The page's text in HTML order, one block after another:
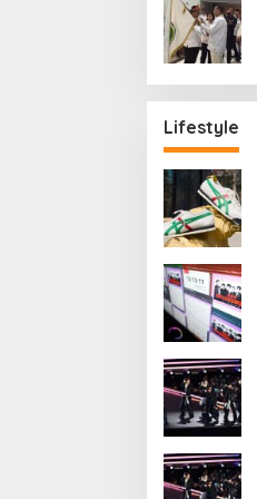
Lifestyle